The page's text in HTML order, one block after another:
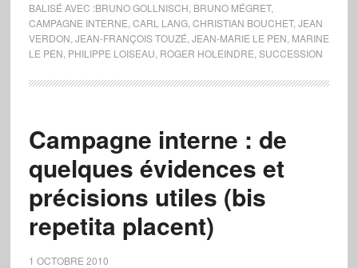
BALISÉ AVEC :BRUNO GOLLNISCH BRUNO MÉGRET,
CAMPAGNE INTERNE CARL LANG, CHRISTIAN BOUCHET, JEAN
VERDON JEAN-FRANÇOIS TOUZÉ JEAN-MARIE LE PEN MARINE
LE PEN PHILIPPE LOISEAU ROGER HOLEINDRE SUCCESSION
Campagne interne : de
quelques évidences et
précisions utiles (bis
repetita placent)
1 OCTOBRE 2010